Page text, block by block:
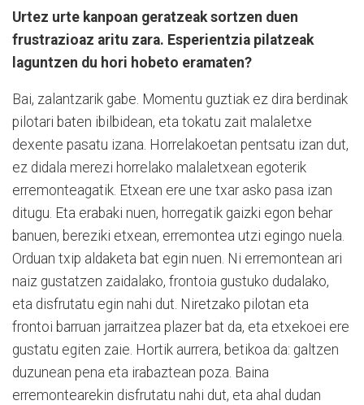
Urtez urte kanpoan geratzeak sortzen duen
frustrazioaz aritu zara. Esperientzia pilatzeak
laguntzen du hori hobeto eramaten?
Bai, zalantzarik gabe. Momentu guztiak ez dira berdinak
pilotari baten ibilbidean, eta tokatu zait malaletxe
dexente pasatu izana. Horrelakoetan pentsatu izan dut,
ez didala merezi horrelako malaletxean egoterik
erremonteagatik. Etxean ere une txar asko pasa izan
ditugu. Eta erabaki nuen, horregatik gaizki egon behar
banuen, bereziki etxean, erremontea utzi egingo nuela.
Orduan txip aldaketa bat egin nuen. Ni erremontean ari
naiz gustatzen zaidalako, frontoia gustuko dudalako,
eta disfrutatu egin nahi dut. Niretzako pilotan eta
frontoi barruan jarraitzea plazer bat da, eta etxekoei ere
gustatu egiten zaie. Hortik aurrera, betikoa da: galtzen
duzunean pena eta irabaztean poza. Baina
erremontearekin disfrutatu nahi dut, eta ahal dudan